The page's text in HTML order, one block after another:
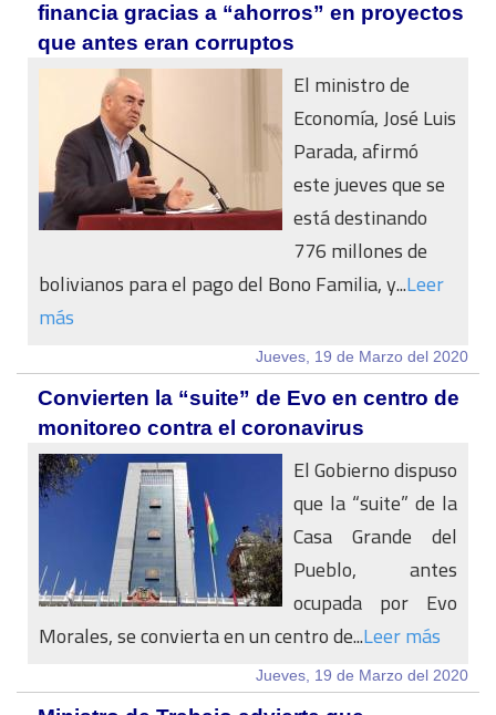
financia gracias a “ahorros” en proyectos
que antes eran corruptos
El ministro de
Economía, José Luis
Parada, afirmó
este jueves que se
está destinando
776 millones de
bolivianos para el pago del Bono Familia, y...Leer
más
Jueves, 19 de Marzo del 2020
Convierten la “suite” de Evo en centro de
monitoreo contra el coronavirus
El Gobierno dispuso
que la “suite” de la
Casa Grande del
Pueblo, antes
ocupada por Evo
Morales, se convierta en un centro de...Leer más
Jueves, 19 de Marzo del 2020